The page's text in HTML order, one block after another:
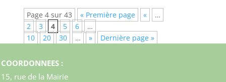
Page 4 sur 43 « Première page «
…
2
3 4 5 6
…
10
20 30 … » Dernière page »
COORDONNEES :
15, rue de la Mairie